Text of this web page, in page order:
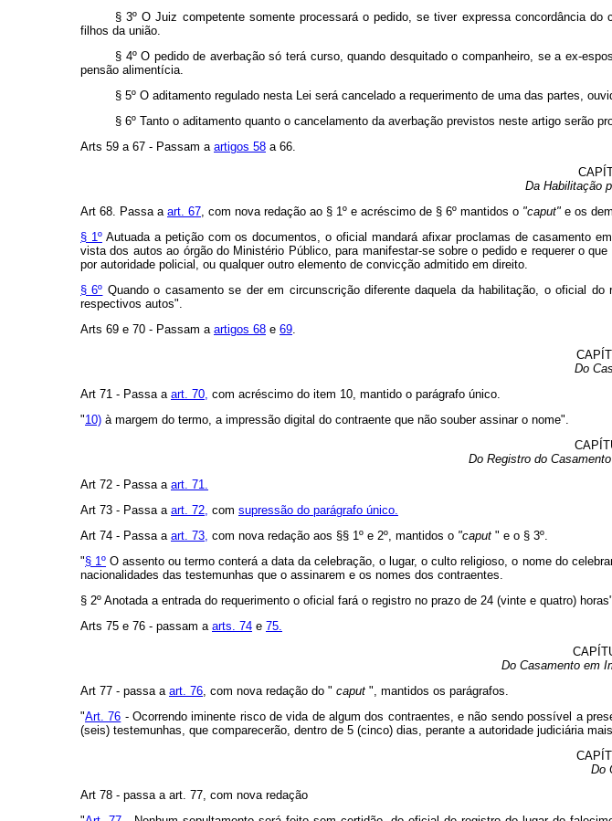
§ 3º O Juiz competente somente processará o pedido, se tiver expressa concordância
filhos da união.
§ 4º O pedido de averbação só terá curso, quando desquitado o companheiro, se a ex-
pensão alimentícia.
§ 5º O aditamento regulado nesta Lei será cancelado a requerimento de uma das partes,
§ 6º Tanto o aditamento quanto o cancelamento da averbação previstos neste artigo serão
Arts 59 a 67 - Passam a artigos 58 a 66.
Da Habilitação
Art 68. Passa a art. 67, com nova redação ao § 1º e acréscimo de § 6º mantidos o "caput" e os
§ 1ºAutuada a petição com os documentos, o oficial mandará afixar proclamas de casamento
vista dos autos ao órgão do Ministério Público, para manifestar-se sobre o pedido e requerer o
por autoridade policial, ou qualquer outro elemento de convicção admitido em direito.
§ 6º Quando o casamento se der em circunscrição diferente daquela da habilitação, o oficial
respectivos autos".
Arts 69 e 70 - Passam a artigos 68 e 69.
Do
Art 71 - Passa a art. 70, com acréscimo do item 10, mantido o parágrafo único.
"10) à margem do termo, a impressão digital do contraente que não souber assinar o nome".
Do Registro do
Art 72 - Passa a art. 71.
Art 73 - Passa a art. 72, com supressão do parágrafo único.
Art 74 - Passa a art. 73, com nova redação aos §§ 1º e 2º, mantidos o "caput " e o § 3º.
"§ 1º O assento ou termo conterá a data da celebração, o lugar, o culto religioso, o nome do
nacionalidades das testemunhas que o assinarem e os nomes dos contraentes.
§ 2º Anotada a entrada do requerimento o oficial fará o registro no prazo de 24 (vinte e quatro)
Arts 75 e 76 - passam a arts. 74 e 75.
Do Casamento em
Art 77 - passa a art. 76, com nova redação do " caput ", mantidos os parágrafos.
"Art. 76 - Ocorrendo iminente risco de vida de algum dos contraentes, e não sendo possível a
(seis) testemunhas, que comparecerão, dentro de 5 (cinco) dias, perante a autoridade judiciária
Do
Art 78 - passa a art. 77, com nova redação